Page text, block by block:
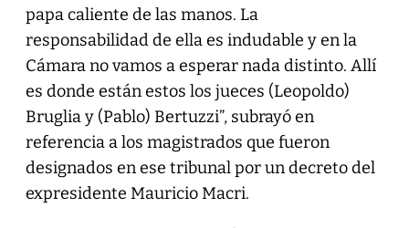
papa caliente de las manos. La
responsabilidad de ella es indudable y en la
Cámara no vamos a esperar nada distinto. Allí
es donde están estos los jueces (Leopoldo)
Bruglia y (Pablo) Bertuzzi”, subrayó en
referencia a los magistrados que fueron
designados en ese tribunal por un decreto del
expresidente Mauricio Macri.